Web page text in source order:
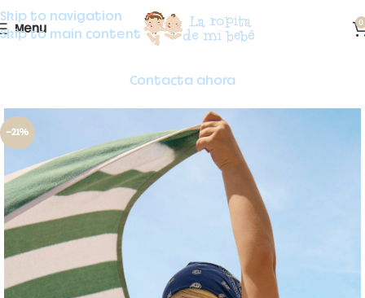
Skip to navigation
Skip to main content
Menu 0
Contacta ahora
-21%